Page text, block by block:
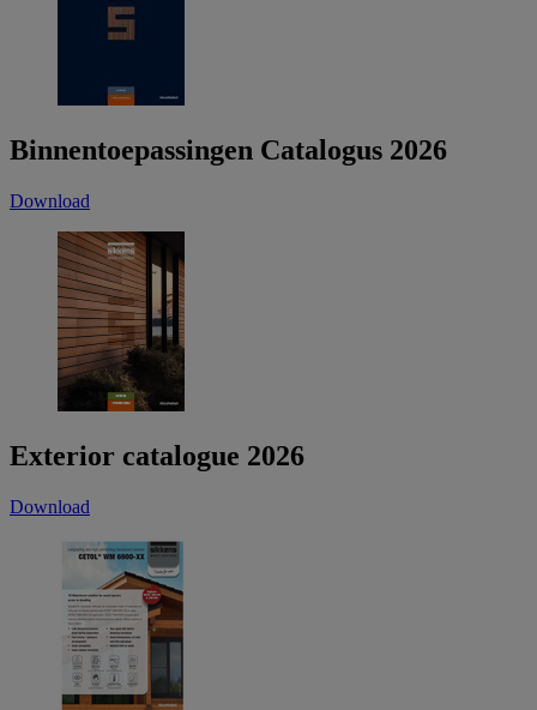
Binnentoepassingen Catalogus 2026
Download
Exterior catalogue 2026
Download